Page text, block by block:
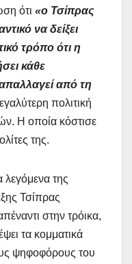
ότι «ο Τσίπρας
να δείξει
τρόπο ότι η
κάθε
από τη
πολιτική
Η οποία κόστισε
της.
λεγόμενα της
Τσίπρας
στην τρόικα,
τα κομματικά
ψηφοφόρους του